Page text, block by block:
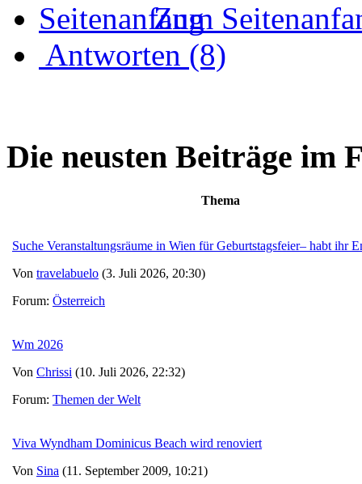
Zum
Antworten (8)
Die neusten Beiträge im
Thema
Suche Veranstaltungsräume in Wien für Geburtstagsfeier– habt ihr
Von travelabuelo (3. Juli 2026, 20:30)
Forum: Österreich
Wm 2026
Von Chrissi (10. Juli 2026, 22:32)
Forum: Themen der Welt
Viva Wyndham Dominicus Beach wird renoviert
Von Sina (11. September 2009, 10:21)